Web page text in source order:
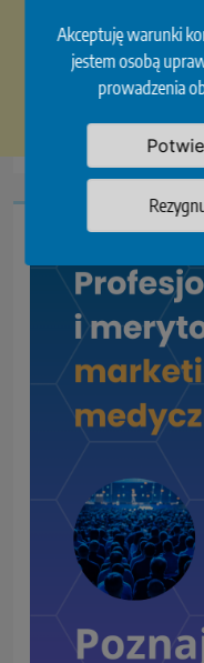
Akceptuję warunki
jestem osobą
prowadzenia